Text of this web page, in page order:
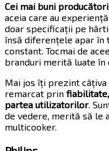
Cei mai buni
aceia care au
doar specificații pe
însă diferențele apar în
constant. Tocmai de
branduri merită luate în
Mai jos îți prezint
remarcat prin
partea utilizatorilor.
de vedere, merită să le
multicooker.